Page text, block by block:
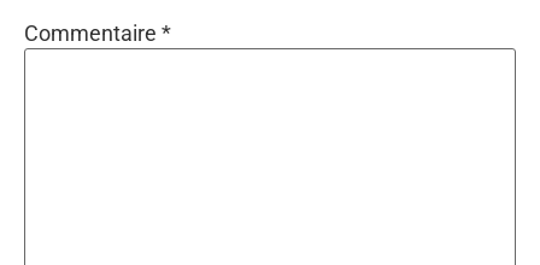
Commentaire *